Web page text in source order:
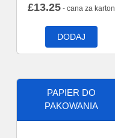
£13.25- cana za karton
DODAJ
PAPIER DO
PAKOWANIA